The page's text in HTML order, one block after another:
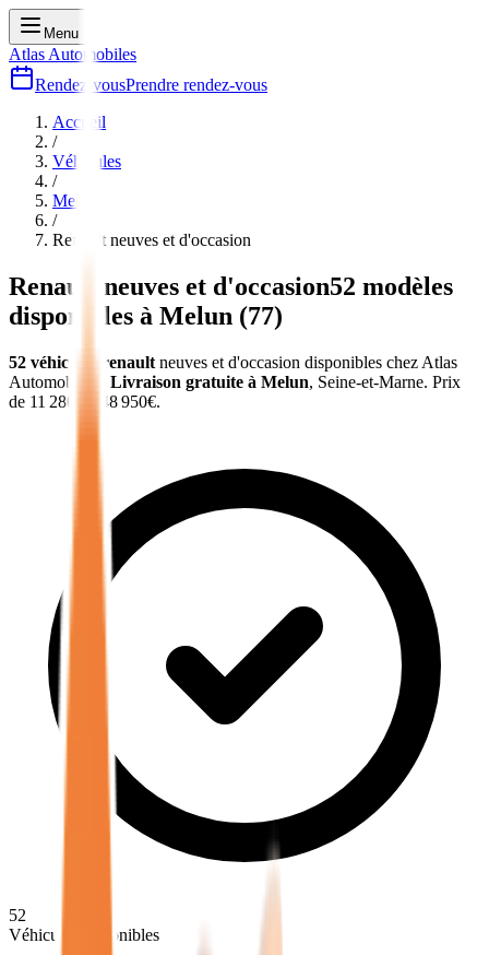
Menu
Atlas Automobiles
Rendez-vousPrendre rendez-vous
Accueil
/
Véhicules
/
Melun
/
Renault neuves et d'occasion
Renault neuves et d'occasion52 modèles
disponibles à Melun (77)
52 véhicules renault neuves et d'occasion disponibles chez Atlas
Automobiles
Livraison gratuite à Melun, Seine-et-Marne. Prix
de 11 280 € à 48 950€.
52
Véhicules disponibles